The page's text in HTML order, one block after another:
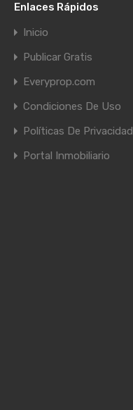
Enlaces Rápidos
Inicio
Publicar Gratis
Everyprop.com
Condiciones De Uso
Políticas De Privacidad
Portal Inmobiliario